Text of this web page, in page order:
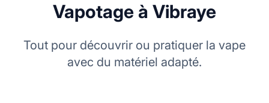
Vapotage à Vibraye
Tout pour découvrir ou pratiquer la vape
avec du matériel adapté.